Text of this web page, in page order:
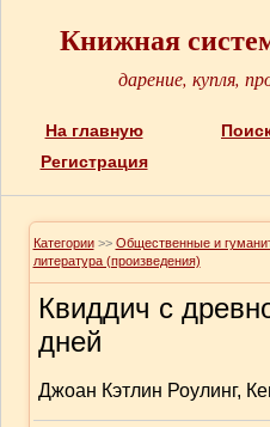
Книжная
дарение, купля,
На главную
Регистрация
Категории >> Общественные и
литература (произведения)
Квиддич с
дней
Джоан Кэтлин Роулинг,